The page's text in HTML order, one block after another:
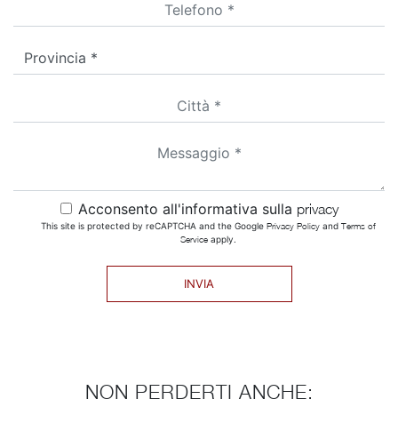
Acconsento all'informativa sulla privacy
This site is protected by reCAPTCHA and the Google Privacy Policyand Terms of
Serviceapply.
INVIA
NON PERDERTI ANCHE: